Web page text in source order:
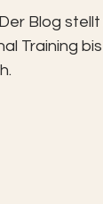
Blog
Training